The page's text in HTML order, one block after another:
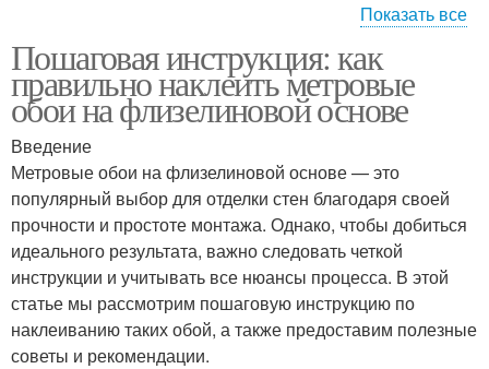
Флизелиновые обоы
Воздух под
флизелиновыми
обоями
Пузыри на
флизелиновых
покрытиях
Обоев на
флизелиновой основе
Показать все
Пошаговая инструкция: как
правильно наклеить метровые
обои на флизелиновой основе
Введение
Метровые обои на флизелиновой основе — это
популярный выбор для отделки стен благодаря своей
прочности и простоте монтажа. Однако, чтобы добиться
идеального результата, важно следовать четкой
инструкции и учитывать все нюансы процесса. В этой
статье мы рассмотрим пошаговую инструкцию по
наклеиванию таких обой, а также предоставим полезные
советы и рекомендации.